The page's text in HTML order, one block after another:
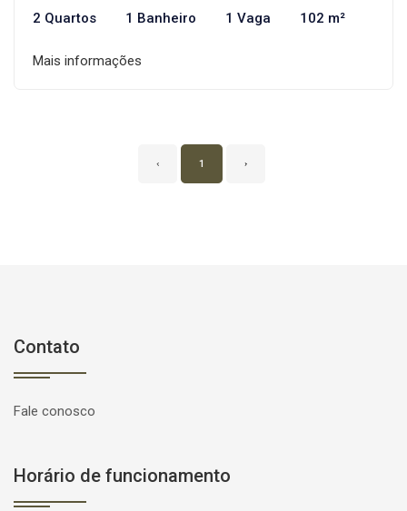
2 Quartos 1 Banheiro 1 Vaga 102 m²
Mais informações
‹ 1 ›
Contato
Fale conosco
Horário de funcionamento